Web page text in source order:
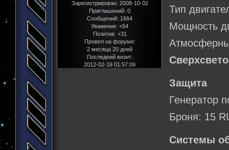
Зарегистрирован: 2008-10-02
Приглашений: 0
Сообщений: 1664
Уважение: +54
Позитив: +31
Провел на форуме:
2 месяца 20 дней
Последний визит:
2012-02-19 01:57:09
Тип
Мощность
Защита
Генератор
Броня: 15
Системы